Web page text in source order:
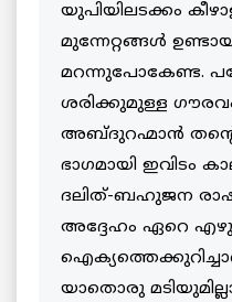
യുപിയിലടക്കം
മുന്നേറ്റങ്ങള്‍
മറന്നുപോകേണ്ട.
ശരിക്കുമുള്ള
അബ്ദുറഹ്മാന്‍ തന്റെ
ഭാഗമായി ഇവിടം
ദലിത്-ബഹുജന
അദ്ദേഹം ഏറെ
യാതൊരു